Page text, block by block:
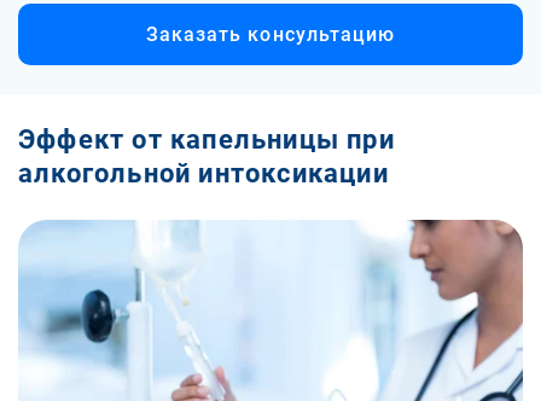
Заказать консультацию
Эффект от капельницы при
алкогольной интоксикации